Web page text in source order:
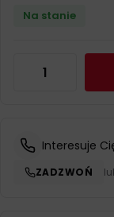
Na stanie
Interesuje
ZADZWOŃ